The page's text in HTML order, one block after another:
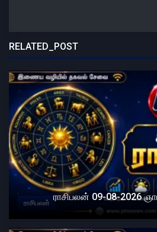
RELATED_POST
ராசிபலன்
ராசிபலன் 09-08-2026